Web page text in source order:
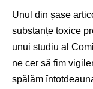
Unul din șase
substanțe toxice
unui studiu al
ne cer să fim
spălăm